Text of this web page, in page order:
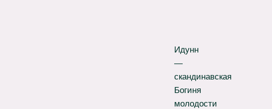
Идунн
—
скандинавская
Богиня
молодости